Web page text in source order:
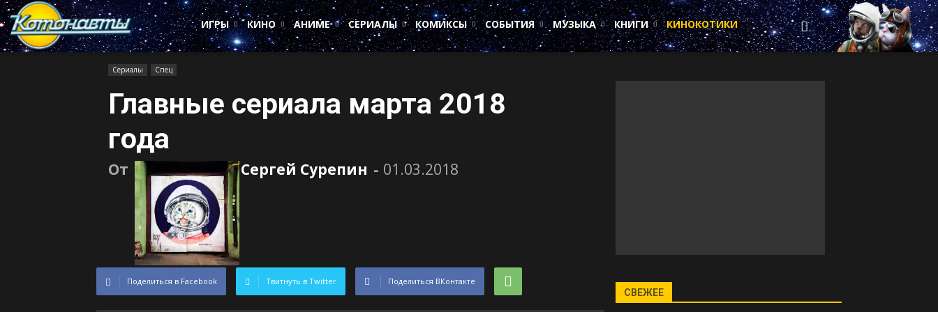
Котонавты
ИГРЫ
КИНО АНИМЕ СЕРИАЛЫ КОМИКСЫ СОБЫТИЯ МУЗЫКА КНИГИ КИНОКОТИКИ
Сериалы Спец
Главные сериала марта 2018
года
От Сергей Сурепин - 01.03.2018
Поделиться в Facebook Твитнуть в Twitter Поделиться ВКонтакте
СВЕЖЕЕ